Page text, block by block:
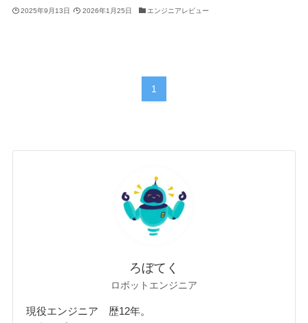
2025年9月13日 2026年1月25日 エンジニアレビュー
1
ろぼてく
ロボットエンジニア
現役エンジニア 歴12年。